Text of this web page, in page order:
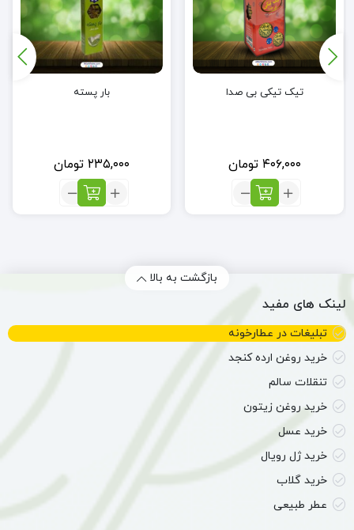
تیک تیکی بی صدا
۴۰۶,۰۰۰ تومان
تعداد:
تیک
بار پسته
۲۳۵,۰۰۰ تومان
تعداد:
بار
بازگشت به بالا
لینک های مفید
تبلیغات در عطارخونه
خرید روغن ارده کنجد
تنقلات سالم
خرید روغن زیتون
خرید عسل
خرید ژل رویال
خرید گلاب
عطر طبیعی